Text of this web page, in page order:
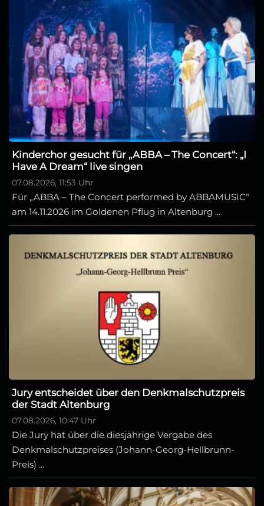
Kinderchor gesucht für „ABBA – The Concert“: „I
Have A Dream“ live singen
07.08.2026, 11:53 Uhr
Für „ABBA – The Concert performed by ABBAMUSIC“
am 14.11.2026 im Goldenen Pflug in Altenburg ...
Jury entscheidet über den Denkmalschutzpreis
der Stadt Altenburg
07.08.2026, 10:47 Uhr
Die Jury hat über die diesjährige Vergabe des
Denkmalschutzpreises (Johann-Georg-Hellbrunn-
Preis) ...